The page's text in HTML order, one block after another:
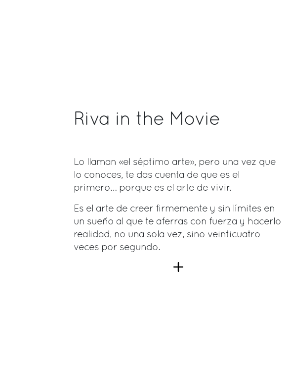
Riva in the Movie
Lo llaman «el séptimo arte», pero una vez que
lo conoces, te das cuenta de que es el
primero… porque es el arte de vivir.
Es el arte de creer firmemente y sin límites en
un sueño al que te aferras con fuerza y hacerlo
realidad, no una sola vez, sino veinticuatro
veces por segundo.